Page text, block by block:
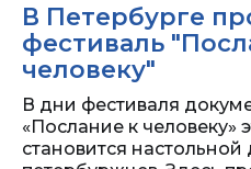
В Петербурге
фестиваль
человеку"
В дни фестиваля
«Послание к человеку»
становится настольной